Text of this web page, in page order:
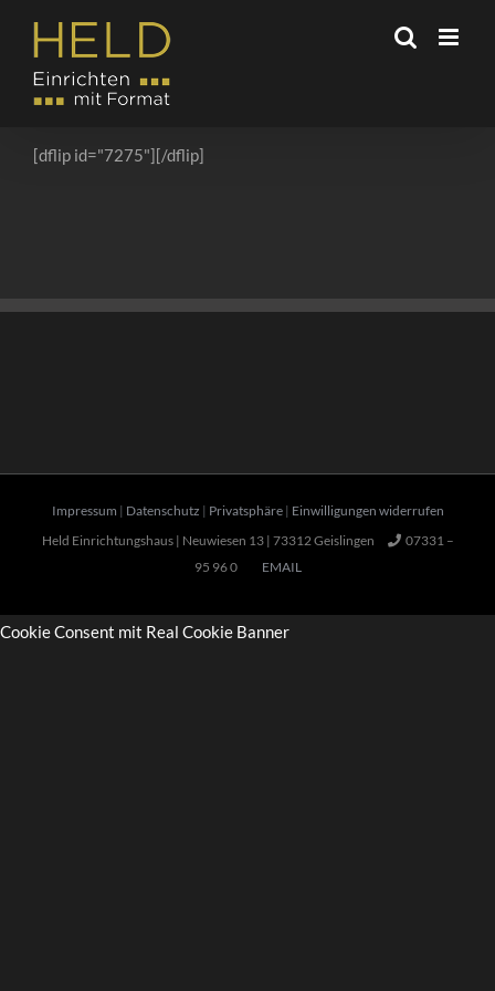
Inhalt
springen
[dflip id="7275"][/dflip]
Impressum | Datenschutz | Privatsphäre| Einwilligungen widerrufen
Held Einrichtungshaus | Neuwiesen 13 | 73312 Geislingen
07331 –
95 96 0
EMAIL
Cookie Consent mit Real Cookie Banner